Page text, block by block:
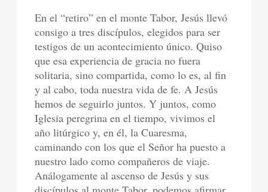
En el “retiro” en el monte Tabor, Jesús llevó
consigo a tres discípulos, elegidos para ser
testigos de un acontecimiento único. Quiso
que esa experiencia de gracia no fuera
solitaria, sino compartida, como lo es, al fin
y al cabo, toda nuestra vida de fe. A Jesús
hemos de seguirlo juntos. Y juntos, como
Iglesia peregrina en el tiempo, vivimos el
año litúrgico y, en él, la Cuaresma,
caminando con los que el Señor ha puesto a
nuestro lado como compañeros de viaje.
Análogamente al ascenso de Jesús y sus